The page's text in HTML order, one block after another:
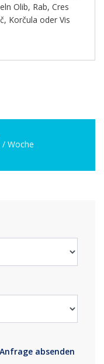
Olib, Rab, Cres
Korčula oder Vis
/ Woche